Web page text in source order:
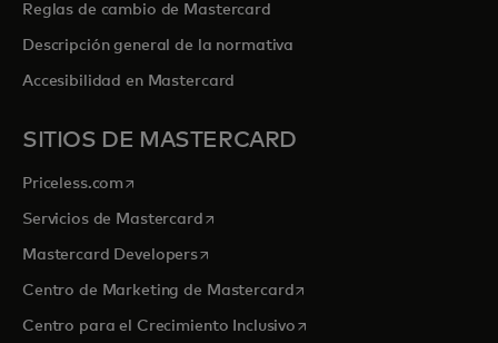
Reglas de cambio de Mastercard
Descripción general de la normativa
Accesibilidad en Mastercard
SITIOS DE MASTERCARD
Priceless.com se abre en una pestaña nueva
Servicios de Mastercardse abre en una pestaña nueva
Mastercard Developersse abre en una pestaña nueva
Centro de Marketing de Mastercardse abre en una pestaña
Centro para el Crecimiento Inclusivose abre en una pestaña